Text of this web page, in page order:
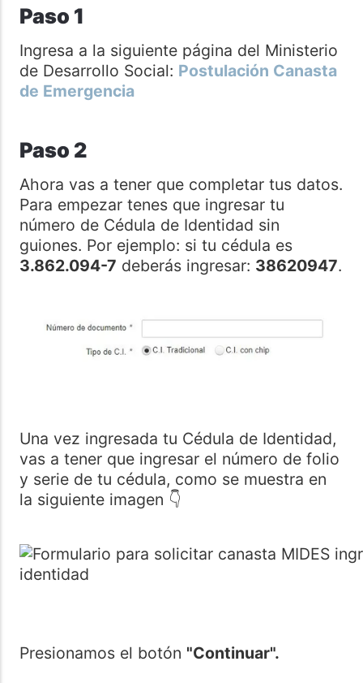
Paso 1
Ingresa a la siguiente página del Ministerio
de Desarrollo Social: Postulación Canasta
de Emergencia
Paso 2
Ahora vas a tener que completar tus datos.
Para empezar tenes que ingresar tu
número de Cédula de Identidad sin
guiones. Por ejemplo: si tu cédula es
3.862.094-7 deberás ingresar: 38620947.
Una vez ingresada tu Cédula de Identidad,
vas a tener que ingresar el número de folio
y serie de tu cédula, como se muestra en
la siguiente imagen 👇
Presionamos el botón "Continuar".